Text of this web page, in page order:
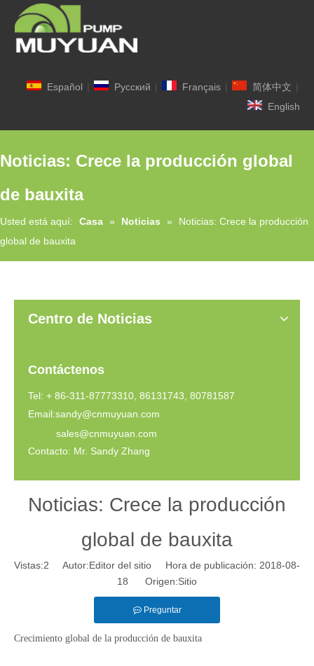
Español | Pусский | Français | 简体中文 |
English
Noticias: Crece la producción global
de bauxita
Usted está aquí: Casa » Noticias »
Noticias: Crece la producción
global de bauxita
Centro de Noticias
Contáctenos
Tel: + 86-311-87773310, 86131743, 80781587
Email:sandy@cnmuyuan.com
sales@cnmuyuan.com
Contacto: Mr. Sandy Zhang
Noticias: Crece la producción
global de bauxita
Vistas:2 Autor:Editor del sitio Hora de publicación: 2018-08-
18 Origen:Sitio
Preguntar
Crecimiento global de la producción de bauxita